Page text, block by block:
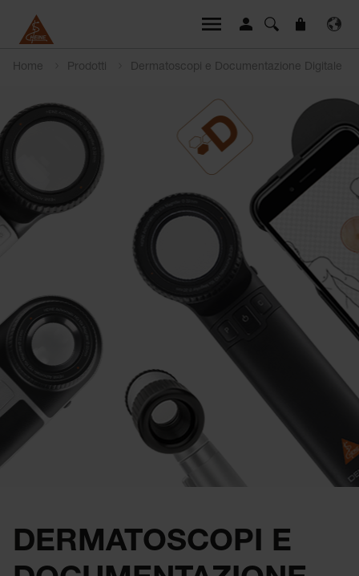
Home Prodotti Dermatoscopi e Documentazione Digitale
DERMATOSCOPI E